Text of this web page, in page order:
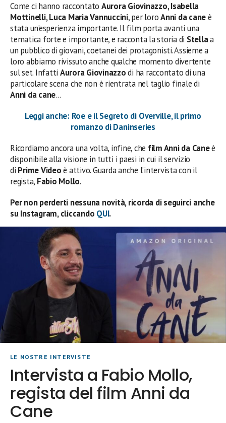
Come ci hanno raccontato Aurora Giovinazzo, Isabella
Mottinelli, Luca Maria Vannuccini, per loroAnni da caneè
stata un’esperienza importante. Il film porta avanti una
tematica forte e importante, e racconta la storia di Stellaa
un pubblico di giovani, coetanei dei protagonisti. Assieme a
loro abbiamo rivissuto anche qualche momento divertente
sul set. Infatti Aurora Giovinazzodi ha raccontato di una
particolare scena che non è rientrata nel taglio finale di
Anni da cane…
Leggi anche: Roe e il Segreto di Overville, il primo
romanzo di Daninseries
Ricordiamo ancora una volta, infine, che film Anni da Caneè
disponibile alla visione in tutti i paesi in cui il servizio
di Prime Videoè attivo. Guarda anche l’intervista con il
regista, Fabio Mollo.
Per non perderti nessuna novità, ricorda di seguirci anche
su Instagram, cliccando QUI.
LE NOSTRE INTERVISTE
Intervista a Fabio Mollo,
regista del film Anni da
Cane